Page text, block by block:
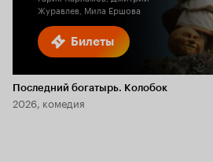
Билеты
Журавлев, Мила Ершова
Последний богатырь. Колобок
2026, комедия